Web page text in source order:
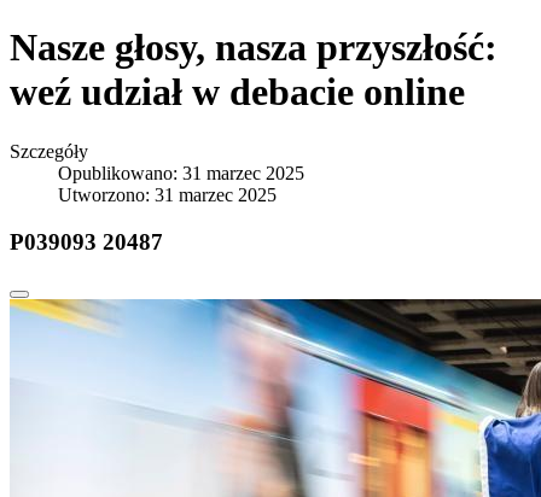
Nasze głosy, nasza przyszłość:
weź udział w debacie online
Szczegóły
Opublikowano: 31 marzec 2025
Utworzono: 31 marzec 2025
P039093 20487